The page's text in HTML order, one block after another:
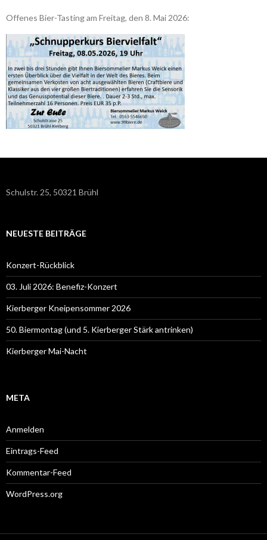
Offenes Bier-Tasting am Freitag, den 8. Mai 2026:
Schulstr. 25, 50321 Brühl
NEUESTE BEITRÄGE
Konzert-Rückblick
03. Juli 2026: Benefiz-Konzert
Kierberger Kneipensommer 2026
50. Biermontag (und 5. Kierberger Stärk antrinken)
Kierberger Mai-Nacht
META
Anmelden
Eintrags-Feed
Kommentar-Feed
WordPress.org